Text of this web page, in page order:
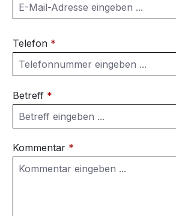
Telefon *
Betreff *
Kommentar *